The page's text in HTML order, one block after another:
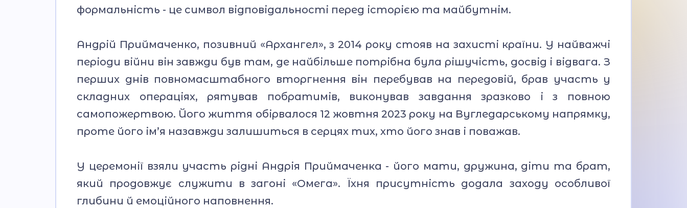
формальність - це символ відповідальності перед історією та майбутнім.
Андрій Приймаченко, позивний «Архангел», з 2014 року стояв на захисті країни. У найважчі
періоди війни він завжди був там, де найбільше потрібна була рішучість, досвід і відвага. З
перших днів повномасштабного вторгнення він перебував на передовій, брав участь у
складних операціях, рятував побратимів, виконував завдання зразково і з повною
самопожертвою. Його життя обірвалося 12 жовтня 2023 року на Вугледарському напрямку,
проте його ім’я назавжди залишиться в серцях тих, хто його знав і поважав.
У церемонії взяли участь рідні Андрія Приймаченка - його мати, дружина, діти та брат,
який продовжує служити в загоні «Омега». Їхня присутність додала заходу особливої
глибини й емоційного наповнення.